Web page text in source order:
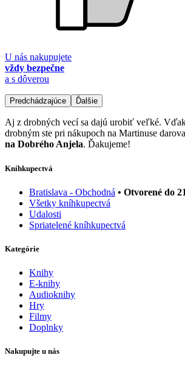
U nás nakupujete
vždy bezpečne
a s dôverou
Predchádzajúce Ďalšie
Aj z drobných vecí sa dajú urobiť veľké.
drobným ste pri nákupoch na Martinuse
na Dobrého Anjela. Ďakujeme!
Kníhkupectvá
Bratislava - Obchodná • Otvorené do
Všetky kníhkupectvá
Udalosti
Spriatelené kníhkupectvá
Kategórie
Knihy
E-knihy
Audioknihy
Hry
Filmy
Doplnky
Nakupujte u nás